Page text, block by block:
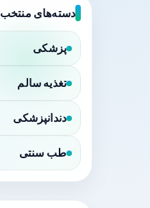
دسته‌های منتخب
پزشکی
تغذیه سالم
دندانپزشکی
طب سنتی